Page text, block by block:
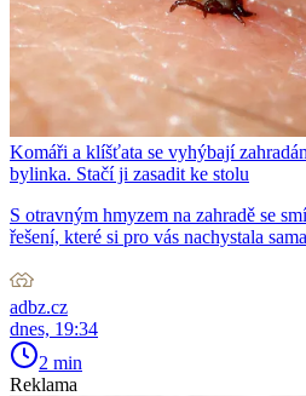
Komáři a klíšťata se vyhýbají
bylinka. Stačí ji zasadit ke stolu
S otravným hmyzem na zahradě se
řešení, které si pro vás nachystala
adbz.cz
dnes, 19:34
2 min
Reklama